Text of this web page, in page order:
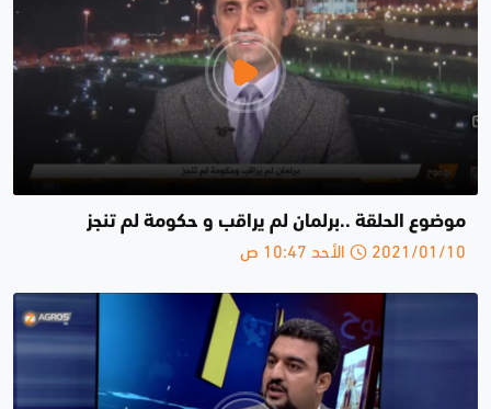
موضوع الحلقة ..برلمان لم يراقب و حكومة لم تنجز
2021/01/10 الأحد 10:47 ص